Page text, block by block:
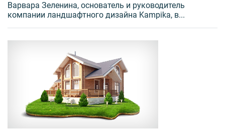
Варвара Зеленина, основатель и руководитель
компании ландшафтного дизайна Kampika, в...